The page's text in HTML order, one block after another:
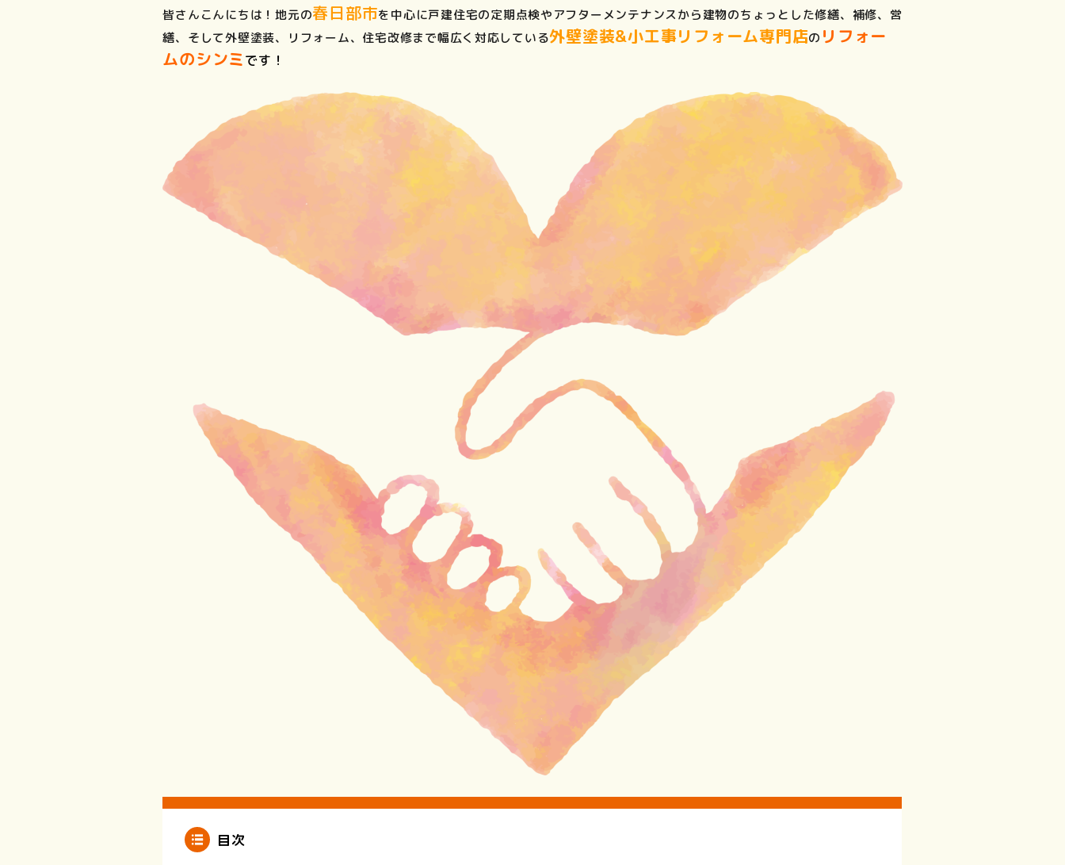
皆さんこんにちは！地元の春日部市を中心に戸建住宅の定期点検やアフターメンテナンスから建物のちょっとした修繕、補修、営
繕、そして外壁塗装、リフォーム、住宅改修まで幅広く対応している外壁塗装&小工事リフォーム専門店の リフォー
ムのシンミです！
目次